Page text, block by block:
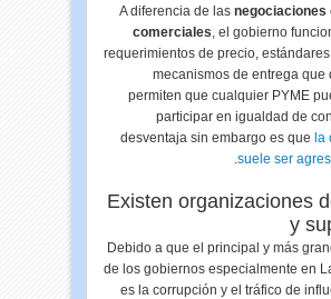
A diferencia de las negociaciones
comerciales , el gobierno
requerimientos de precio,
mecanismos de entrega que
permiten que cualquier PYME
participar en igualdad de
desventaja sin embargo es que la
suele ser
Existen organizaciones
y
Debido a que el principal y más
de los gobiernos especialmente en
es la corrupción y el tráfico de